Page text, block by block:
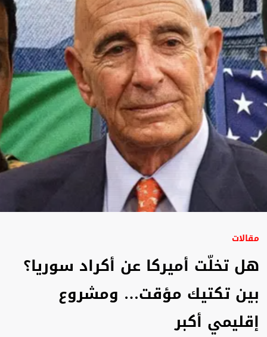
مقالات
هل تخلّت أميركا عن أكراد سوريا؟
بين تكتيك مؤقت… ومشروع
إقليمي أكبر